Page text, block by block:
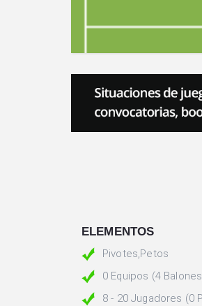
ELEMENTOS
Pivotes,Petos
0 Equipos (4
8 - 20 Jugadores (0